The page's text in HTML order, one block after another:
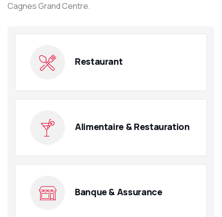
Cagnes Grand Centre.
Restaurant
Alimentaire & Restauration
Banque & Assurance